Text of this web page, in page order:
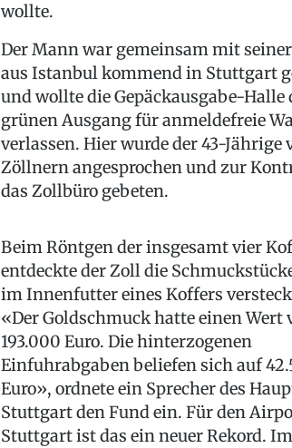
wollte.
Der Mann war gemeinsam mit
aus Istanbul kommend in Stuttgart
und wollte die Gepäckausgabe-Halle
grünen Ausgang für anmeldefreie
verlassen. Hier wurde der 43-Jährige
Zöllnern angesprochen und zur
das Zollbüro gebeten.
Beim Röntgen der insgesamt vier
entdeckte der Zoll die
im Innenfutter eines Koffers
«Der Goldschmuck hatte einen Wert
193.000 Euro. Die hinterzogenen
Einfuhrabgaben beliefen sich auf
Euro», ordnete ein Sprecher des
Stuttgart den Fund ein. Für den
Stuttgart ist das ein neuer Rekord.